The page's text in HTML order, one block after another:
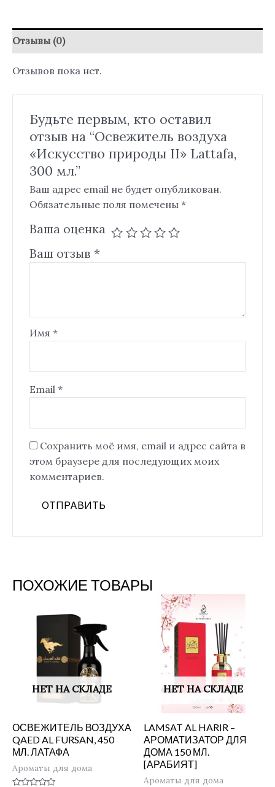
Отзывы (0)
Отзывов пока нет.
Будьте первым, кто оставил
отзыв на “Освежитель воздуха
«Искусство природы II» Lattafa,
300 мл.”
Ваш адрес email не будет опубликован.
Обязательные поля помечены *
Ваша оценка
Ваш отзыв *
Имя *
Email *
Сохранить моё имя, email и адрес сайта в
этом браузере для последующих моих
комментариев.
ПОХОЖИЕ ТОВАРЫ
НЕТ НА СКЛАДЕ
ОСВЕЖИТЕЛЬ ВОЗДУХА
QAED AL FURSAN, 450
МЛ. ЛАТАФА
Ароматы для дома
НЕТ НА СКЛАДЕ
LAMSAT AL HARIR –
АРОМАТИЗАТОР ДЛЯ
ДОМА 150 МЛ.
[АРАБИЯТ]
Ароматы для дома